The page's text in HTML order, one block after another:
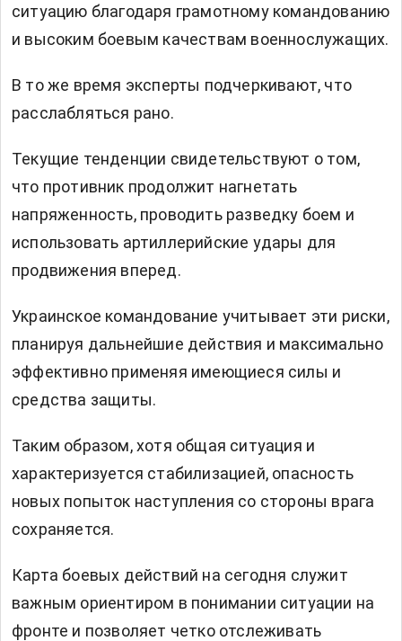
ситуацию благодаря грамотному командованию
и высоким боевым качествам военнослужащих.
В то же время эксперты подчеркивают, что
расслабляться рано.
Текущие тенденции свидетельствуют о том,
что противник продолжит нагнетать
напряженность, проводить разведку боем и
использовать артиллерийские удары для
продвижения вперед.
Украинское командование учитывает эти риски,
планируя дальнейшие действия и максимально
эффективно применяя имеющиеся силы и
средства защиты.
Таким образом, хотя общая ситуация и
характеризуется стабилизацией, опасность
новых попыток наступления со стороны врага
сохраняется.
Карта боевых действий на сегодня служит
важным ориентиром в понимании ситуации на
фронте и позволяет четко отслеживать